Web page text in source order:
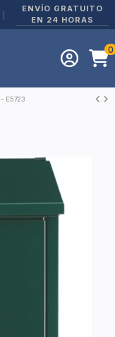
ENVÍO GRATUITO
EN 24 HORAS
0
E5723